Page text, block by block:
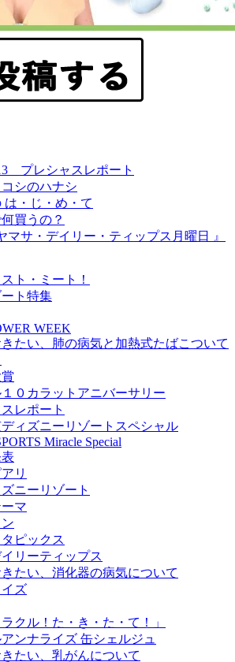
プレシャスレポート
コシのハナシ
は・じ・め・て
買うの？
マサ・デイリー・ティップス月曜日 』
ト・ミート！
ト特集
WEEK
たい、肺の病気と加熱式たばこついて
１０カラットアニバーサリー
レポート
ィズニーリゾートスペシャル
Miracle Special
リ
ニーリゾート
マ
ピックス
リーティップス
たい、消化器の病気について
ズ
クル！た・き・た・て！」
ンナライズ 缶シェルジュ
たい、乳がんについて